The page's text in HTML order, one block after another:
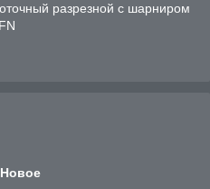
разрезной с шарниром
Новое